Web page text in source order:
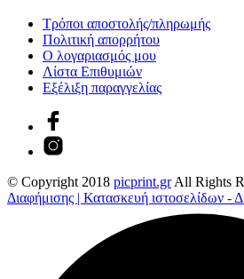
Τρόποι αποστολής/πληρωμής
Πολιτική απορρήτου
Ο λογαριασμός μου
Λίστα Επιθυμιών
Εξέλιξη παραγγελίας
© Copyright 2018 picprint.grAll Rights
Διαφήμισης | Κατασκευή ιστοσελίδων -